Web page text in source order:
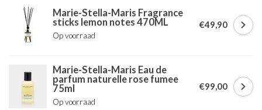
Marie-Stella-Maris Fragrance
sticks lemon notes 470ML
Op voorraad
€49,90
Marie-Stella-Maris Eau de
parfum naturelle rose fumee
75ml
Op voorraad
€99,00